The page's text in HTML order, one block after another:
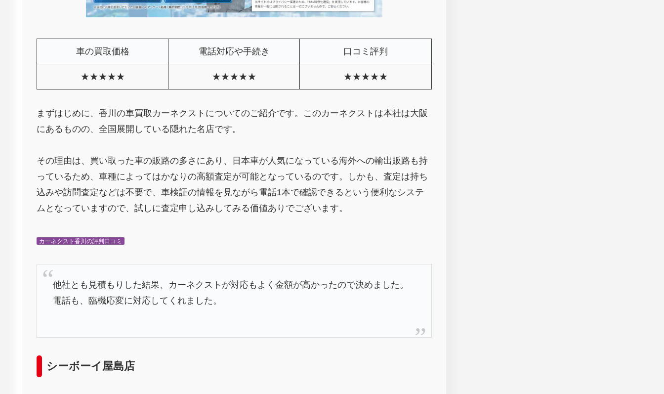
車の買取価格 電話対応や手続き 口コミ評判
★★★★★ ★★★★★ ★★★★★
まずはじめに、香川の車買取カーネクストについてのご紹介です。このカーネクストは本社は大阪
にあるものの、全国展開している隠れた名店です。
その理由は、買い取った車の販路の多さにあり、日本車が人気になっている海外への輸出販路も持
っているため、車種によってはかなりの高額査定が可能となっているのです。しかも、査定は持ち
込みや訪問査定などは不要で、車検証の情報を見ながら電話1本で確認できるという便利なシステ
ムとなっていますので、試しに査定申し込みしてみる価値ありでございます。
カーネクスト香川の評判口コミ
他社とも見積もりした結果、カーネクストが対応もよく金額が高かったので決めました。
電話も、臨機応変に対応してくれました。
シーボーイ屋島店